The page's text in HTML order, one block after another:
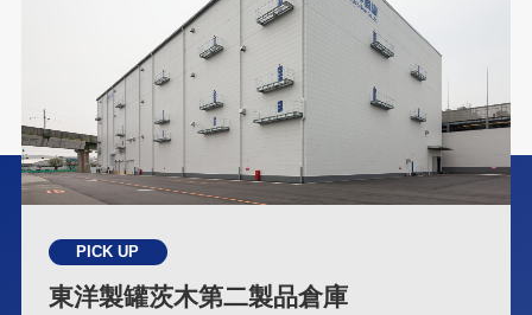
PICK UP
東洋製罐茨木第二製品倉庫